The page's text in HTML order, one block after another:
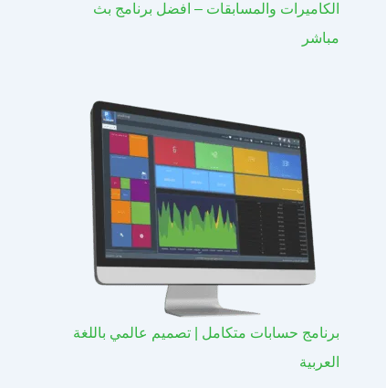
الكاميرات والمسابقات – افضل برنامج بث
مباشر
برنامج حسابات متكامل | تصميم عالمي باللغة
العربية